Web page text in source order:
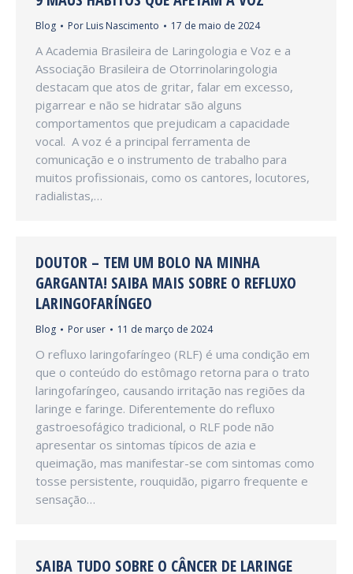
Blog Por Luis Nascimento 17 de maio de 2024
A Academia Brasileira de Laringologia e Voz e a
Associação Brasileira de Otorrinolaringologia
destacam que atos de gritar, falar em excesso,
pigarrear e não se hidratar são alguns
comportamentos que prejudicam a capacidade
vocal. A voz é a principal ferramenta de
comunicação e o instrumento de trabalho para
muitos profissionais, como os cantores, locutores,
radialistas,…
DOUTOR – TEM UM BOLO NA MINHA
GARGANTA! SAIBA MAIS SOBRE O REFLUXO
LARINGOFARÍNGEO
Blog Por user 11 de março de 2024
O refluxo laringofaríngeo (RLF) é uma condição em
que o conteúdo do estômago retorna para o trato
laringofaríngeo, causando irritação nas regiões da
laringe e faringe. Diferentemente do refluxo
gastroesofágico tradicional, o RLF pode não
apresentar os sintomas típicos de azia e
queimação, mas manifestar-se com sintomas como
tosse persistente, rouquidão, pigarro frequente e
sensação…
SAIBA TUDO SOBRE O CÂNCER DE LARINGE